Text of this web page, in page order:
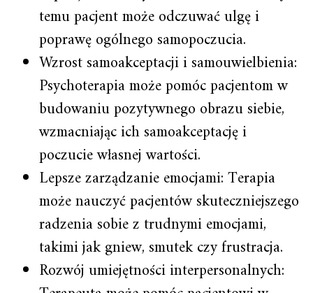
temu pacjent może odczuwać ulgę i
poprawę ogólnego samopoczucia.
Wzrost samoakceptacji i samouwielbienia:
Psychoterapia może pomóc pacjentom w
budowaniu pozytywnego obrazu siebie,
wzmacniając ich samoakceptację i
poczucie własnej wartości.
Lepsze zarządzanie emocjami: Terapia
może nauczyć pacjentów skuteczniejszego
radzenia sobie z trudnymi emocjami,
takimi jak gniew, smutek czy frustracja.
Rozwój umiejętności interpersonalnych: